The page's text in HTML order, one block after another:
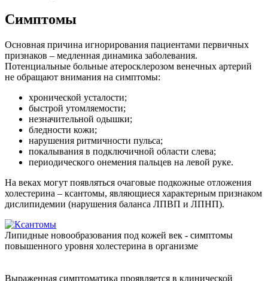
Симптомы
Основная причина игнорирования пациентами первичных
признаков – медленная динамика заболевания.
Потенциальные больные атеросклерозом венечных артерий
не обращают внимания на симптомы:
хронической усталости;
быстрой утомляемости;
незначительной одышки;
бледности кожи;
нарушения ритмичности пульса;
покалывания в подключичной области слева;
периодического онемения пальцев на левой руке.
На веках могут появляться очаговые подкожные отложения
холестерина – ксантомы, являющиеся характерным признаком
дислипидемии (нарушения баланса ЛПВП и ЛПНП).
Липидные новообразования под кожей век - симптомы
повышенного уровня холестерина в организме
Выраженная симптоматика проявляется в клинической